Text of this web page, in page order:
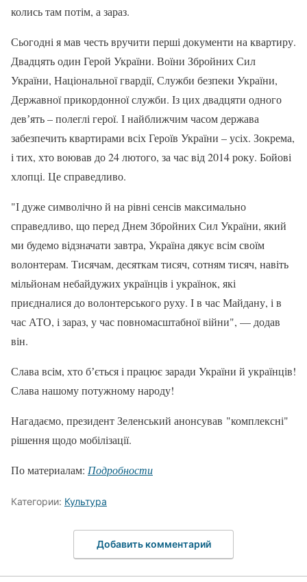
колись там потім, а зараз.
Сьогодні я мав честь вручити перші документи на квартиру.
Двадцять один Герой України. Воїни Збройних Сил
України, Національної гвардії, Служби безпеки України,
Державної прикордонної служби. Із цих двадцяти одного
девʼять – полеглі герої. І найближчим часом держава
забезпечить квартирами всіх Героїв України – усіх. Зокрема,
і тих, хто воював до 24 лютого, за час від 2014 року. Бойові
хлопці. Це справедливо.
"І дуже символічно й на рівні сенсів максимально
справедливо, що перед Днем Збройних Сил України, який
ми будемо відзначати завтра, Україна дякує всім своїм
волонтерам. Тисячам, десяткам тисяч, сотням тисяч, навіть
мільйонам небайдужих українців і українок, які
приєдналися до волонтерського руху. І в час Майдану, і в
час АТО, і зараз, у час повномасштабної війни", — додав
він.
Слава всім, хто бʼється і працює заради України й українців!
Слава нашому потужному народу!
Нагадаємо, президент Зеленський анонсував "комплексні"
рішення щодо мобілізації.
По материалам: Подробности
Категории: Культура
Добавить комментарий